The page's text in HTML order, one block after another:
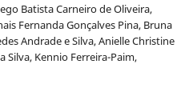
Batista Carneiro de Oliveira,
Fernanda Gonçalves Pina, Bruna
Andrade e Silva, Anielle Christine
Silva, Kennio Ferreira-Paim,